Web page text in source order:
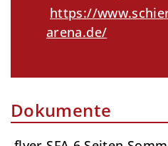
https://
arena.de/
Dokumente